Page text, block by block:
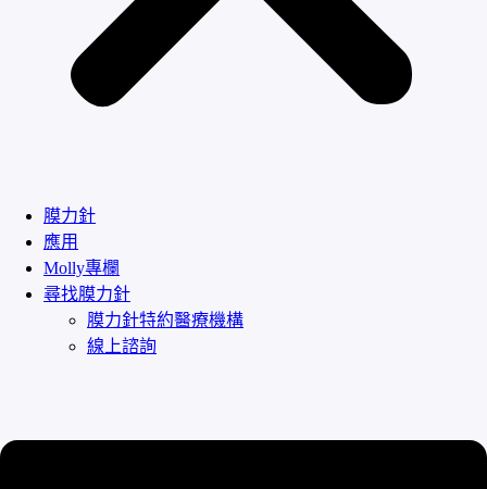
膜力針
應用
Molly專欄
尋找膜力針
膜力針特約醫療機構
線上諮詢